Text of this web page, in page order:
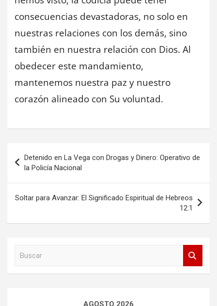
consecuencias devastadoras, no solo en
nuestras relaciones con los demás, sino
también en nuestra relación con Dios. Al
obedecer este mandamiento,
mantenemos nuestra paz y nuestro
corazón alineado con Su voluntad.
Navegación
de
entradas
Detenido en La Vega con Drogas y Dinero: Operativo de
la Policía Nacional
Soltar para Avanzar: El Significado Espiritual de Hebreos
12:1
AGOSTO 2026